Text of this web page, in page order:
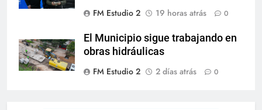
FM Estudio 2
19 horas atrás 0
El Municipio sigue trabajando en
obras hidráulicas
FM Estudio 2
2 días atrás 0